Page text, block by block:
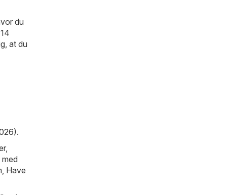
du
at du
.
Have